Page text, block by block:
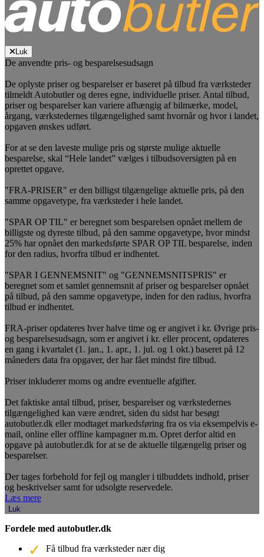
Luk
De anvendte pris- og besparelsesudsagn
De oplyste priser og besparelser er baseret på tilbud fra værksteder
tilmeldt Autobutler og deres egne, individuelle priser. Antal tilbud,
priser og besparelser kan variere afhængig af bilmærke, model,
årgang, værkstedernes tilgængelighed samt hvornår og hvor i landet,
opgaven ønskes udført.
For at se den laveste mulige pris og største mulige aktuelle
besparelse, skal “Hele landet” vælges i tilbudsoversigten på en
oprettet opgave.
"FRA-PRISER" er den billigst tilgængelige aktuelle pris, på den
samme opgavetype, fra værksteder i hele landet.
"SPAR OP TIL" er beregnet som besparelsen opnået mellem de
billigste og dyreste tilbud, på den samme opgavetype, hvor mindst
25% har opnået den markedsførte SPAR OP TIL besparelse, inden
for den radius, hvorfra tilbud er indhentet.
"SPAR I GENNEMSNIT" og "GENNEMSNITSPRIS" er
beregnet som et samlet gennemsnit af priser og besparelser opnået
på tilbud, på den samme opgavetype, inden for den radius, hvorfra
tilbud er indhentet.
FRA-priser opdateres hver halve time og er angivet i kr. Øvrige pris-
og besparelsesudsagn, som er angivet i kr. eller procent, opdateres
en gang i kvartalet (1. jan., 1. apr., 1. jul. og 1 okt.) baseret på 12
måneders data fra opgaver, der har fået mindst fire tilbud.
Priser inkluderer moms og andre eventuelle afgifter.
Det faktiske antal tilbud, priser, besparelser og værkstedernes
tilgængelighed kan være ændret, siden du sidst har besøgt
autobutler.dk eller modtaget markedsføring fra os via eksempelvis e-
mail, online eller offline kampagner m.m. Opret derfor altid en
opgave på autobutler.dk for at se de aktuelle tilgængelig priser og
besparelser.
Der tages forbehold for fejl og mangler i tilbuddets indhold, priser
og beskrivelser samt for udsolgte reservedele.
Læs mere
Luk
Fordele med autobutler.dk
Få tilbud fra værksteder nær dig